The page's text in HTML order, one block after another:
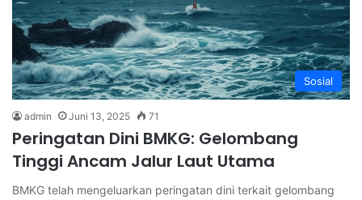
Sosial
admin Juni 13, 2025 71
Peringatan Dini BMKG: Gelombang
Tinggi Ancam Jalur Laut Utama
BMKG telah mengeluarkan peringatan dini terkait gelombang